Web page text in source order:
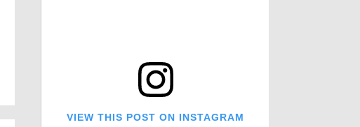
VIEW THIS POST ON INSTAGRAM